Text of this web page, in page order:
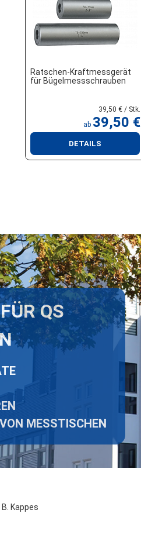
Ratschen-Kraftmessgerät
für Bügelmessschrauben
39,50 € / Stk.
ab 39,50 €
DETAILS
QS
MESSTISCHEN
Kappes